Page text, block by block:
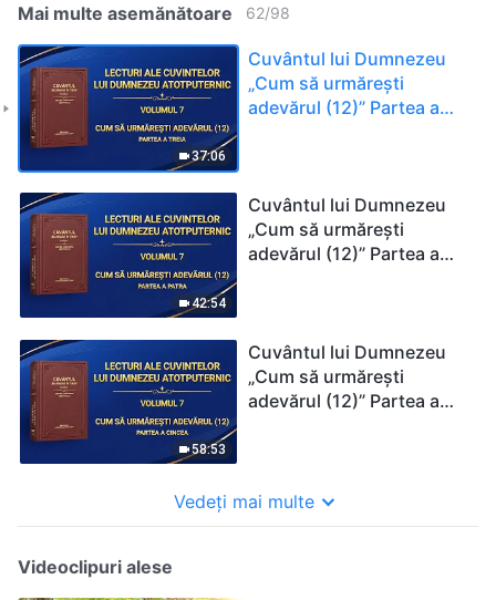
Mai multe asemănătoare 62/98
37:06
Cuvântul lui Dumnezeu
„Cum să urmărești
adevărul (12)” Partea a
42:54
Cuvântul lui Dumnezeu
„Cum să urmărești
adevărul (12)” Partea a
58:53
Cuvântul lui Dumnezeu
„Cum să urmărești
adevărul (12)” Partea a
Vedeți mai multe
Videoclipuri alese